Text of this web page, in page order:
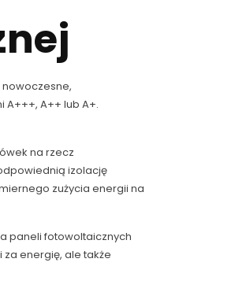
nowoczesne,
A++ lub A+.
na rzecz
izolację
zużycia energii na
paneli fotowoltaicznych
za energię, ale także